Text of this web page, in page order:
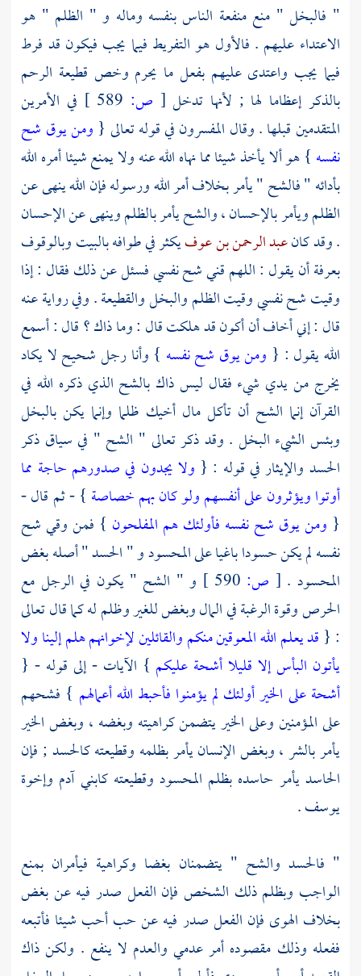
" فالبخل " منع منفعة الناس بنفسه وماله و " الظلم " هو
الاعتداء عليهم . فالأول هو التفريط فيما يجب فيكون قد فرط
فيما يجب واعتدى عليهم بفعل ما يحرم وخص قطيعة الرحم
بالذكر إعظاما لها ; لأنها تدخل [ ص:
في الأمرين
المتقدمين قبلها . وقال المفسرون في قوله تعالى { ومن يوق شح
نفسه } هو ألا يأخذ شيئا مما نهاه الله عنه ولا يمنع شيئا أمره الله
بأدائه " فالشح " يأمر بخلاف أمر الله ورسوله فإن الله ينهى عن
الظلم ويأمر بالإحسان ، والشح يأمر بالظلم وينهى عن الإحسان
. وقد كانعبد الرحمن بن عوفيكثر في طوافهبالبيتوبالوقوف
بعرفةأن يقول : اللهم قني شح نفسي فسئل عن ذلك فقال : إذا
وقيت شح نفسي وقيت الظلم والبخل والقطيعة . وفي رواية عنه
قال : إني أخاف أن أكون قد هلكت قال : وما ذاك ؟ قال : أسمع
الله يقول : { ومن يوق شح نفسه } وأنا رجل شحيح لا يكاد
يخرج من يدي شيء فقال ليس ذاك بالشح الذي ذكره الله في
القرآن إنما الشح أن تأكل مال أخيك ظلما وإنما يكن بالبخل
وبئس الشيء البخل . وقد ذكر تعالى " الشح " في سياق ذكر
الحسد والإيثار في قوله : { ولا يجدون في صدورهم حاجة مما
أوتوا ويؤثرون على أنفسهم ولو كان بهم خصاصة } - ثم قال -
{ ومن يوق شح نفسه فأولئك هم المفلحون } فمن وقي شح
نفسه لم يكن حسودا باغيا على المحسود و " الحسد " أصله بغض
المحسود . [ ص:
و " الشح " يكون في الرجل مع
الحرص وقوة الرغبة في المال وبغض للغير وظلم له كما قال تعالى
: { قد يعلم الله المعوقين منكم والقائلين لإخوانهم هلم إلينا ولا
يأتون البأس إلا قليلا أشحة عليكم } الآيات - إلى قوله - {
أشحة على الخير أولئك لم يؤمنوا فأحبط الله أعمالهم } فشحهم
على المؤمنين وعلى الخير يتضمن كراهيته وبغضه ، وبغض الخير
يأمر بالشر ، وبغض الإنسان يأمر بظلمه وقطيعته كالحسد ; فإن
الحاسد يأمر حاسده بظلم المحسود وقطيعته كابني آدم وإخوة
يوسف.
" فالحسد والشح " يتضمنان بغضا وكراهية فيأمران بمنع
الواجب وبظلم ذلك الشخص فإن الفعل صدر فيه عن بغض
بخلاف الهوى فإن الفعل صدر فيه عن حب أحب شيئا فأتبعه
ففعله وذلك مقصوده أمر عدمي والعدم لا ينفع . ولكن ذاك